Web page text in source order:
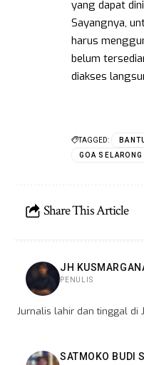
yang dapat
Sayangnya,
harus
belum
diakses
TAGGED:
GOA SELARONG
Share This Article
JH
PENULIS
Jurnalis lahir dan tinggal di
SATMOKO BUDI